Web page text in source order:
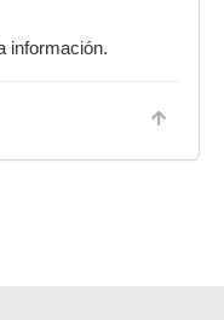
información.